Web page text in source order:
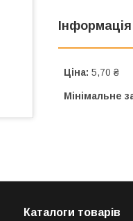
Ціна: 5,70 ₴
Мінімальне
Каталоги товарів